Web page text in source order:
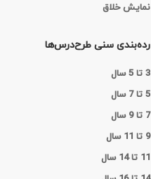
نمایش خلاق
رده‌بندی سنی طرح‌درس‌ها
3 تا 5 سال
5 تا 7 سال
7 تا 9 سال
9 تا 11 سال
11 تا 14 سال